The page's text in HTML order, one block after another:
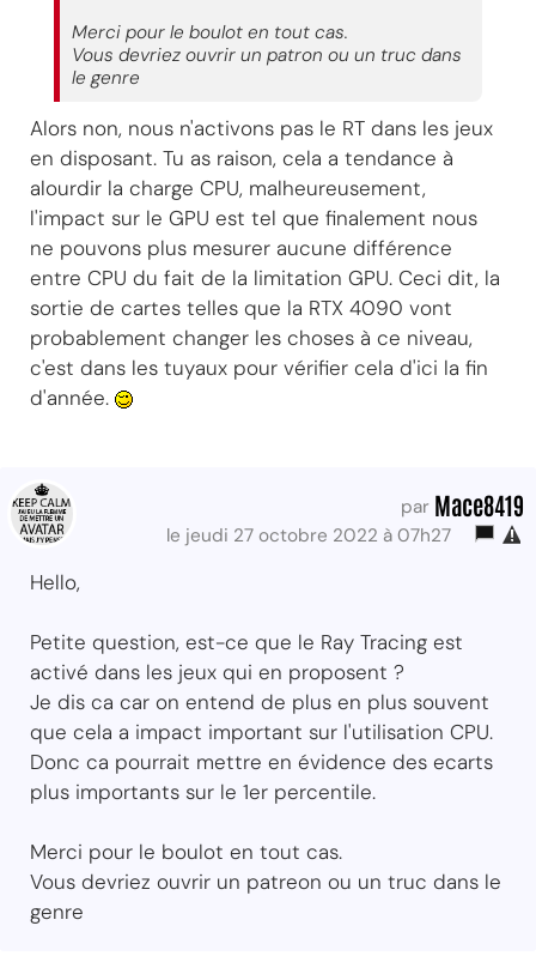
Merci pour le boulot en tout cas.
Vous devriez ouvrir un patron ou un truc dans
le genre
Alors non, nous n'activons pas le RT dans les jeux
en disposant. Tu as raison, cela a tendance à
alourdir la charge CPU, malheureusement,
l'impact sur le GPU est tel que finalement nous
ne pouvons plus mesurer aucune différence
entre CPU du fait de la limitation GPU. Ceci dit, la
sortie de cartes telles que la RTX 4090 vont
probablement changer les choses à ce niveau,
c'est dans les tuyaux pour vérifier cela d'ici la fin
d'année.
par Mace8419
le jeudi 27 octobre 2022 à 07h27
Hello,
Petite question, est-ce que le Ray Tracing est
activé dans les jeux qui en proposent ?
Je dis ca car on entend de plus en plus souvent
que cela a impact important sur l'utilisation CPU.
Donc ca pourrait mettre en évidence des ecarts
plus importants sur le 1er percentile.
Merci pour le boulot en tout cas.
Vous devriez ouvrir un patreon ou un truc dans le
genre